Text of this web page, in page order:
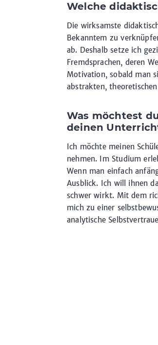
Welche
Die wirksamste
Bekanntem zu
ab. Deshalb setze ich
Fremdsprachen, deren
Motivation, sobald man
abstrakten,
Was möchtest
deinen
Ich möchte meinen
nehmen. Im Studium
Wenn man einfach
Ausblick. Ich will ihnen
schwer wirkt. Mit dem
mich zu einer
analytische